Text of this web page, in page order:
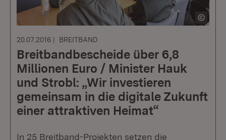
20.07.2016 BREITBAND
Breitbandbescheide über 6,8
Millionen Euro / Minister Hauk
und Strobl: „Wir investieren
gemeinsam in die digitale Zukunft
einer attraktiven Heimat“
In 25 Breitband-Projekten setzen die